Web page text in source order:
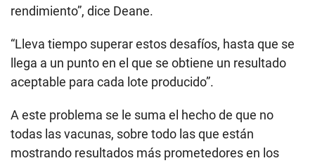
rendimiento”, dice Deane.
“Lleva tiempo superar estos desafíos, hasta que se
llega a un punto en el que se obtiene un resultado
aceptable para cada lote producido”.
A este problema se le suma el hecho de que no
todas las vacunas, sobre todo las que están
mostrando resultados más prometedores en los